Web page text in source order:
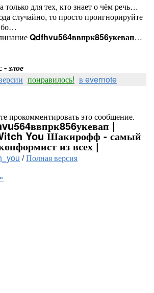
только для тех, кто знает о чём речь…
случайно, то просто проигнорируйте
Qdfhvu564ввпрк856укевап…
-злое
понравилось! в evernote
прокомментировать это сообщение.
|
You Шакирофф - самый
из всех |
/Полная версия